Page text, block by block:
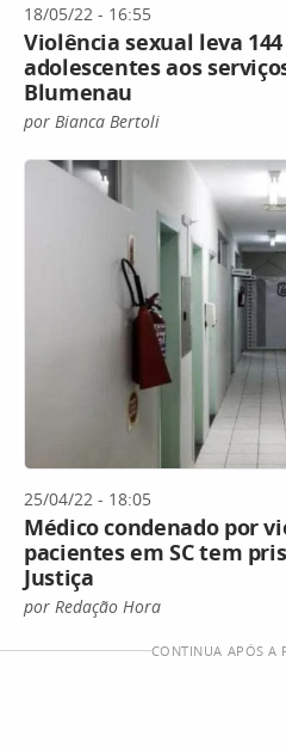
18/05/22 - 16:55
Violência sexual leva
adolescentes aos
Blumenau
por Bianca Bertoli
25/04/22 - 18:05
Médico condenado por
pacientes em SC tem
Justiça
por Redação Hora
CONTINUA APÓS A